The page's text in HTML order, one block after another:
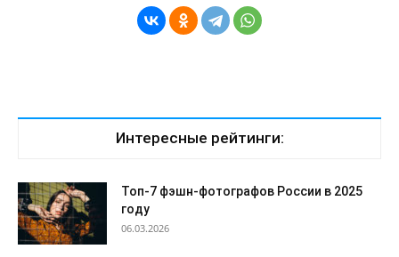
Интересные рейтинги:
Топ-7 фэшн-фотографов России в 2025
году
06.03.2026